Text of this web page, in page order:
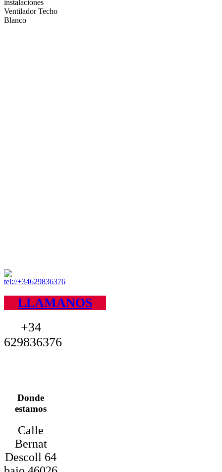
Ventilador Techo
Blanco
LLAMANOS
+34
629836376
Donde
estamos
Calle
Bernat
Descoll 64